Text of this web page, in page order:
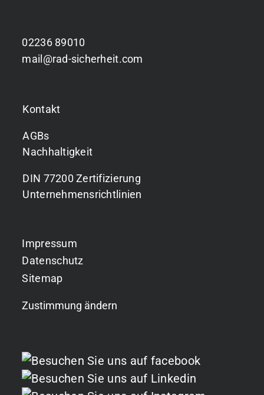
02236 89010
mail@rad-sicherheit.com
Kontakt
AGBs
Nachhaltigkeit
DIN 77200 Zertifizierung
Unternehmensrichtlinien
Impressum
Datenschutz
Sitemap
Zustimmung ändern